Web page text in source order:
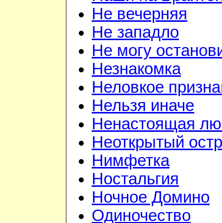
Не вечерняя
Не западло
Не могу
Незнакомка
Неловкое
Нельзя иначе
Ненастоящая
Неоткрытый
Нимфетка
Ностальгия
Ночное Домино
Одиночество